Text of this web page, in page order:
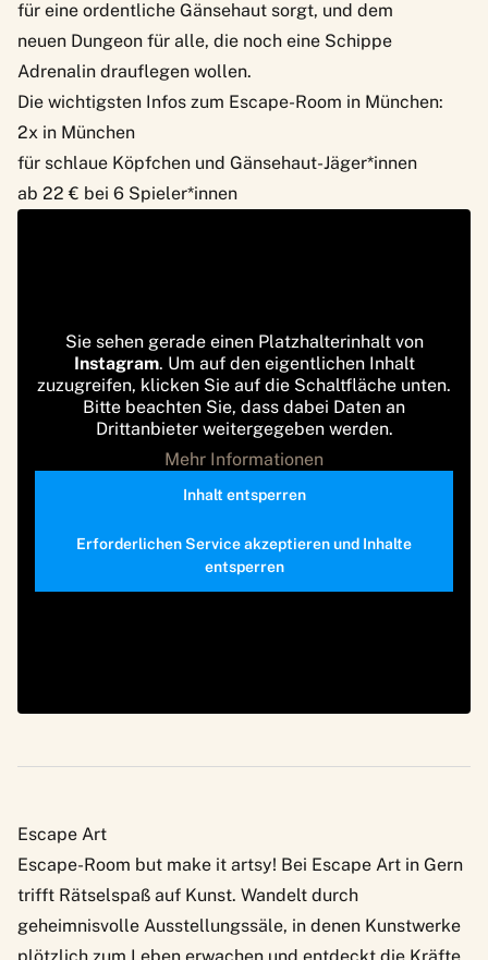
für eine ordentliche Gänsehaut sorgt, und dem
neuen Dungeon für alle, die noch eine Schippe
Adrenalin drauflegen wollen.
Die wichtigsten Infos zum Escape-Room in München:
2x in München
für schlaue Köpfchen und Gänsehaut-Jäger*innen
ab 22 € bei 6 Spieler*innen
Sie sehen gerade einen Platzhalterinhalt von
Instagram. Um auf den eigentlichen Inhalt
zuzugreifen, klicken Sie auf die Schaltfläche unten.
Bitte beachten Sie, dass dabei Daten an
Drittanbieter weitergegeben werden.
Mehr Informationen
Inhalt entsperren
Erforderlichen Service akzeptieren und Inhalte
entsperren
Escape Art
Escape-Room but make it artsy! Bei Escape Art in Gern
trifft Rätselspaß auf Kunst. Wandelt durch
geheimnisvolle Ausstellungssäle, in denen Kunstwerke